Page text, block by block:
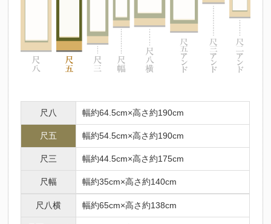
尺八 幅約64.5cm×高さ約190cm
尺五 幅約54.5cm×高さ約190cm
尺三 幅約44.5cm×高さ約175cm
尺幅 幅約35cm×高さ約140cm
尺八横 幅約65cm×高さ約138cm